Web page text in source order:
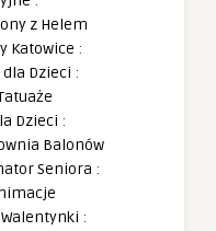
z Helem
Katowice :
Dzieci :
Dzieci :
Balonów
Seniora :
Walentynki :